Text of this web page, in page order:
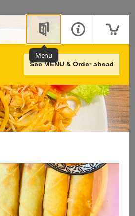
Menu
See MENU & Order ahead